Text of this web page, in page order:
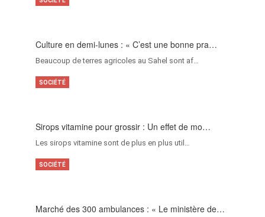
Culture en demi-lunes : « C’est une bonne pra…
Beaucoup de terres agricoles au Sahel sont af…
Sirops vitamine pour grossir : Un effet de mo…
Les sirops vitamine sont de plus en plus util…
SOCIÉTÉ
Marché des 300 ambulances : « Le ministère de…
SOCIÉTÉ